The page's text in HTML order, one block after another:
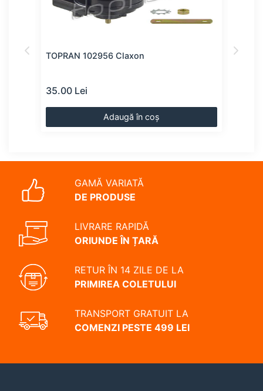
TOPRAN 102956 Claxon
35.00 Lei
Adaugă în coș
GAMĂ VARIATĂ
DE PRODUSE
LIVRARE RAPIDĂ
ORIUNDE ÎN ȚARĂ
RETUR ÎN 14 ZILE DE LA
PRIMIREA COLETULUI
TRANSPORT GRATUIT LA
COMENZI PESTE 499 LEI